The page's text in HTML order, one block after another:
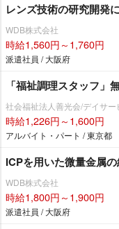
レンズ技術の研究開発
WDB株式会社
時給1,560円～1,760円
派遣社員 / 大阪府
「福祉調理スタッフ」
社会福祉法人善光会/デイサ
時給1,226円～1,600円
アルバイト・パート / 東京都
ICPを用いた微量金属
WDB株式会社
時給1,800円～1,900円
派遣社員 / 大阪府